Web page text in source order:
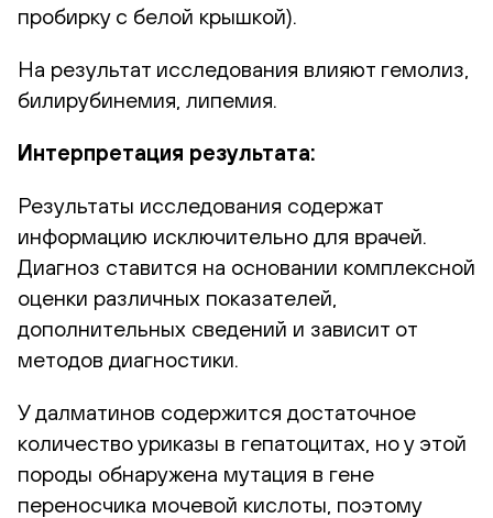
пробирку с белой крышкой).
На результат исследования влияют гемолиз,
билирубинемия, липемия.
Интерпретация результата:
Результаты исследования содержат
информацию исключительно для врачей.
Диагноз ставится на основании комплексной
оценки различных показателей,
дополнительных сведений и зависит от
методов диагностики.
У далматинов содержится достаточное
количество уриказы в гепатоцитах, но у этой
породы обнаружена мутация в гене
переносчика мочевой кислоты, поэтому